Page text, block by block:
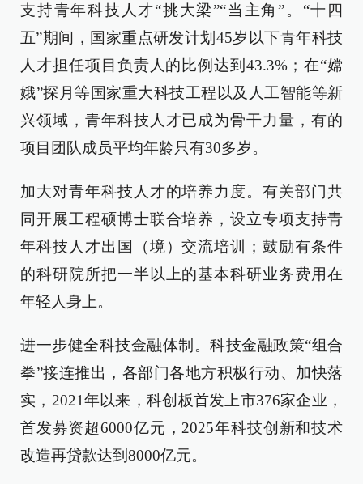
支持青年科技人才“挑大梁”“当主角”。“十四
五”期间，国家重点研发计划45岁以下青年科技
人才担任项目负责人的比例达到43.3%；在“嫦
娥”探月等国家重大科技工程以及人工智能等新
兴领域，青年科技人才已成为骨干力量，有的
项目团队成员平均年龄只有30多岁。
加大对青年科技人才的培养力度。有关部门共
同开展工程硕博士联合培养，设立专项支持青
年科技人才出国（境）交流培训；鼓励有条件
的科研院所把一半以上的基本科研业务费用在
年轻人身上。
进一步健全科技金融体制。科技金融政策“组合
拳”接连推出，各部门各地方积极行动、加快落
实，2021年以来，科创板首发上市376家企业，
首发募资超6000亿元，2025年科技创新和技术
改造再贷款达到8000亿元。